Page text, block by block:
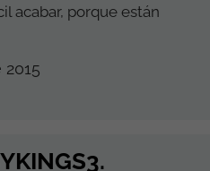
acabar, porque están